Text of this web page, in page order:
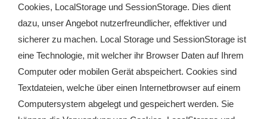
Cookies, LocalStorage und SessionStorage. Dies dient
dazu, unser Angebot nutzerfreundlicher, effektiver und
sicherer zu machen. Local Storage und SessionStorage ist
eine Technologie, mit welcher ihr Browser Daten auf Ihrem
Computer oder mobilen Gerät abspeichert. Cookies sind
Textdateien, welche über einen Internetbrowser auf einem
Computersystem abgelegt und gespeichert werden. Sie